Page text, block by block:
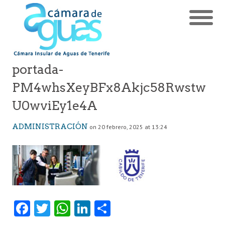
portada-
PM4whsXeyBFx8Akjc58Rwstw
U0wviEy1e4A
ADMINISTRACIÓN on 20 febrero, 2025 at 13:24
Fa T W Li